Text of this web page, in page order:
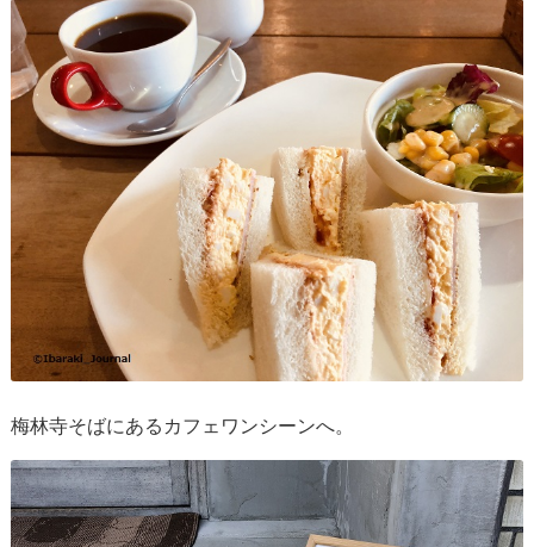
梅林寺そばにあるカフェワンシーンへ。